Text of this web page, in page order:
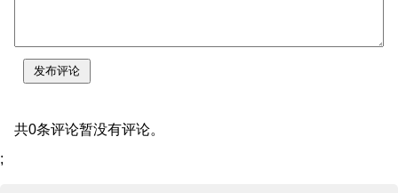
共0条评论暂没有评论。
;